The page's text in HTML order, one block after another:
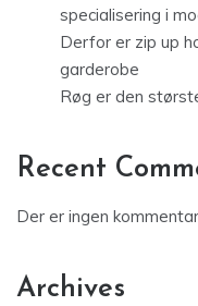
specialisering i
Derfor er zip up
garderobe
Røg er den
Recent
Der er ingen
Archives